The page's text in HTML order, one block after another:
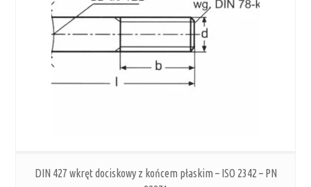
DIN 427 wkręt dociskowy z końcem płaskim – ISO 2342 – PN